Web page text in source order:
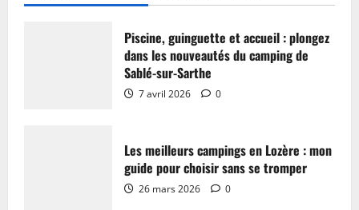
Piscine, guinguette et accueil : plongez
dans les nouveautés du camping de
Sablé-sur-Sarthe
7 avril 2026 0
Les meilleurs campings en Lozère : mon
guide pour choisir sans se tromper
26 mars 2026 0